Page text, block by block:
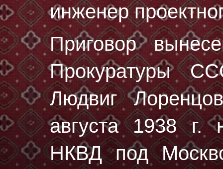
инженер
Приговор
Прокуратуры
Людвиг
августа 1938 г.
НКВД под